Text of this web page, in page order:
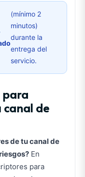
(mínimo 2
minutos)
durante la
entrega del
servicio.
para
canal de
de tu canal de
En
para